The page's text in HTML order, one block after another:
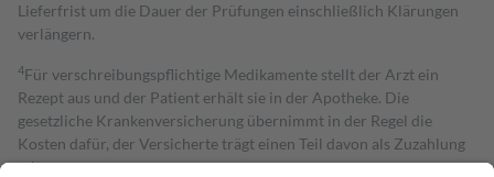
Lieferfrist um die Dauer der Prüfungen einschließlich Klärungen
verlängern.
4Für verschreibungspflichtige Medikamente stellt der Arzt ein
Rezept aus und der Patient erhält sie in der Apotheke. Die
gesetzliche Krankenversicherung übernimmt in der Regel die
Kosten dafür, der Versicherte trägt einen Teil davon als Zuzahlung
mit.